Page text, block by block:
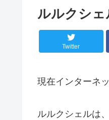
ルルクシェ
Twitter
現在インターネ
ルルクシェルは